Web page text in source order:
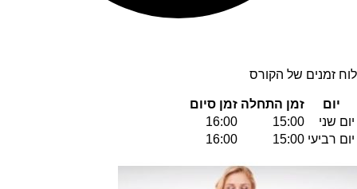
לוח זמנים של הקורס
יום זמן התחלה זמן סיום
יום שני
15:00
16:00
יום רביעי 15:00
16:00